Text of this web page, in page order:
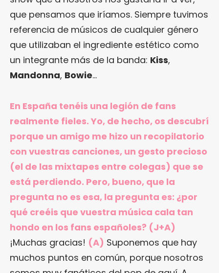
que pensamos que iríamos. Siempre tuvimos
referencia de músicos de cualquier género
que utilizaban el ingrediente estético como
un integrante más de la banda: Kiss,
Mandonna, Bowie…
En España tenéis una legión de fans
realmente fieles. Yo, de hecho, os descubrí
porque un amigo me hizo un recopilatorio
con vuestras canciones, un gesto precioso
(el de las mixtapes entre colegas) que se
está perdiendo. Pero, bueno, que la
pregunta no es esa, la pregunta es: ¿por
qué creéis que vuestra música cala tan
hondo en los fans españoles? (J+A)
¡Muchas gracias! (A) Suponemos que hay
muchos puntos en común, porque nosotros